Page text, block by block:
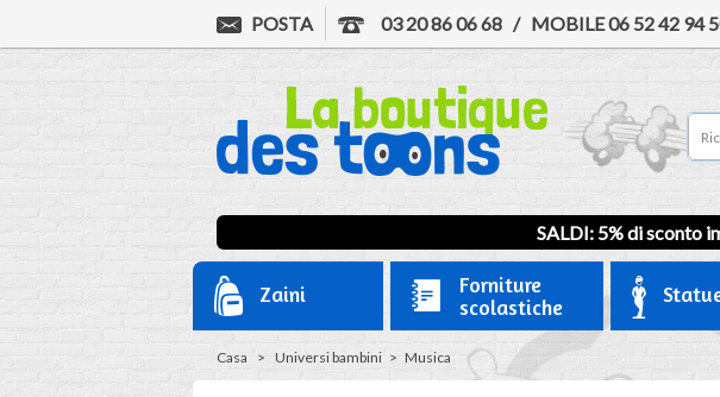
POSTA 03 20 86 06 68 / MOBILE06 52 42 94
SALDI: 5% di sconto
Zaini
Forniture
scolastiche
Casa > Universi bambini > Musica